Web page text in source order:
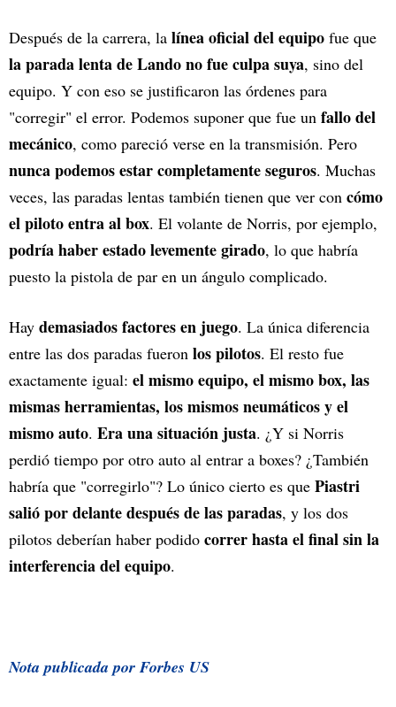
Después de la carrera, la línea oficial del equipo fue que
la parada lenta de Lando no fue culpa suya, sino del
equipo. Y con eso se justificaron las órdenes para
"corregir" el error. Podemos suponer que fue un fallo del
mecánico, como pareció verse en la transmisión. Pero
nunca podemos estar completamente seguros. Muchas
veces, las paradas lentas también tienen que ver con cómo
el piloto entra al box. El volante de Norris, por ejemplo,
podría haber estado levemente girado, lo que habría
puesto la pistola de par en un ángulo complicado.
Hay demasiados factores en juego. La única diferencia
entre las dos paradas fueron los pilotos. El resto fue
exactamente igual: el mismo equipo, el mismo box, las
mismas herramientas, los mismos neumáticos y el
mismo auto. Era una situación justa. ¿Y si Norris
perdió tiempo por otro auto al entrar a boxes? ¿También
habría que "corregirlo"? Lo único cierto es que Piastri
salió por delante después de las paradas, y los dos
pilotos deberían haber podido correr hasta el final sin la
interferencia del equipo.
Nota publicada por Forbes US